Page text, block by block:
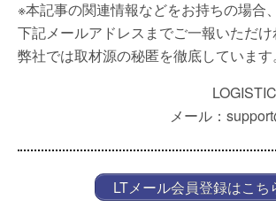
※本記事の関連情報などをお持ちの場合
下記メールアドレスまでご一報いただけ
弊社では取材源の秘匿を徹底しています。
メール：
LTメール会員登録はこち